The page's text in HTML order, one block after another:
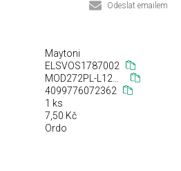
Odeslat emailem
Maytoni
ELSVOS1787002
MOD272PL-L12B3K1
4099776072362
1 ks
7,50 Kč
Ordo